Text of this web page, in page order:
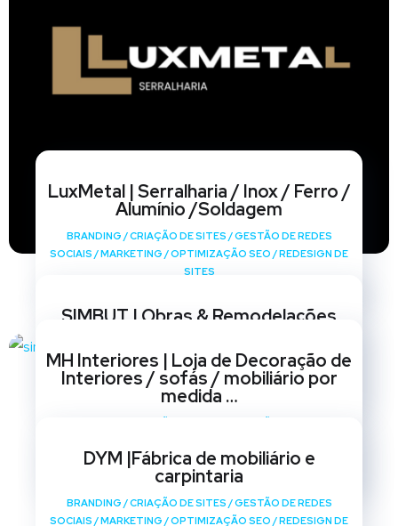
LuxMetal | Serralharia / Inox / Ferro /
Alumínio /Soldagem
BRANDING /CRIAÇÃO DE SITES /GESTÃO DE REDES
SOCIAIS /MARKETING /OPTIMIZAÇÃO SEO /REDESIGN DE
SITES
SIMBUT | Obras & Remodelações
SOCIAIS /MARKETING OPTIMIZAÇÃO SEO/ REDESIGN DE
SITES
MH Interiores | Loja de Decoração de
Interiores / sofás / mobiliário por
medida …
SITES
DYM |Fábrica de mobiliário e
carpintaria
BRANDING /CRIAÇÃO DE SITES /GESTÃO DE REDES
SOCIAIS /MARKETING /OPTIMIZAÇÃO SEO /REDESIGN DE